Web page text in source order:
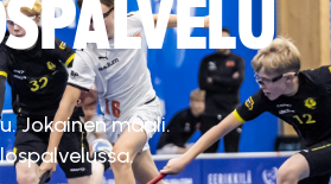
Jokainen maali.